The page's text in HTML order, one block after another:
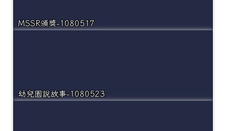
MSSR頒獎-1080517
幼兒園說故事-1080523